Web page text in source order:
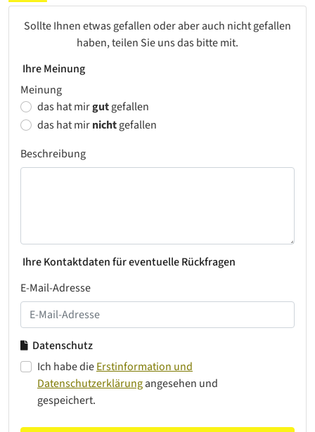
Sollte Ihnen etwas gefallen oder aber auch nicht gefallen
haben, teilen Sie uns das bitte mit.
Ihre Meinung
Meinung
das hat mirgutgefallen
das hat mirnichtgefallen
Beschreibung
Ihre Kontaktdaten für eventuelle Rückfragen
E-Mail-Adresse
Datenschutz
Ich habe dieErstinformation und
Datenschutzerklärungangesehen und
gespeichert.